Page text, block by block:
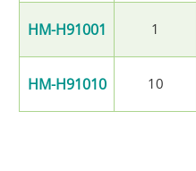
HM-H91001 1
HM-H91010 10